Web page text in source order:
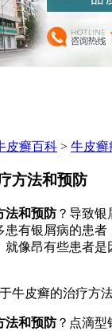
皮癣百科 > 牛皮癣
方法和预防
法和预防？导致银
患有银屑病的患者
就像昂有些患者
法和预防？点滴型